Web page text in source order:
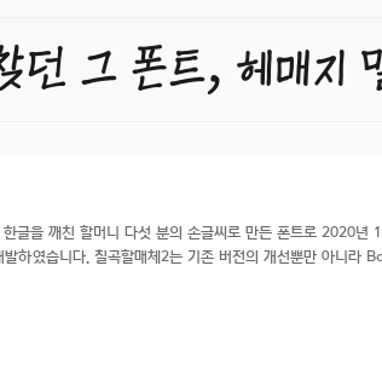
던 그 폰트, 헤매지
한글을 깨친 할머니 다섯 분의 손글씨로 만든 폰트로 2020
하였습니다. 칠곡할매체2는 기존 버전의 개선뿐만 아니라